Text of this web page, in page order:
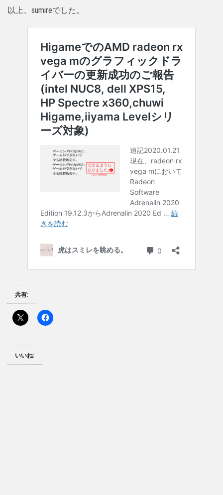
以上、sumireでした。
共有:
いいね: